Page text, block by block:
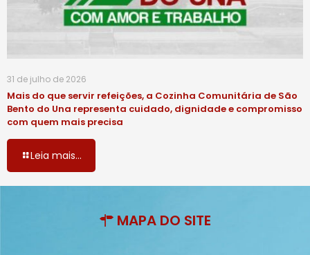
31 de julho de 2026
Mais do que servir refeições, a Cozinha Comunitária de São
Bento do Una representa cuidado, dignidade e compromisso
com quem mais precisa
Leia mais...
MAPA DO SITE